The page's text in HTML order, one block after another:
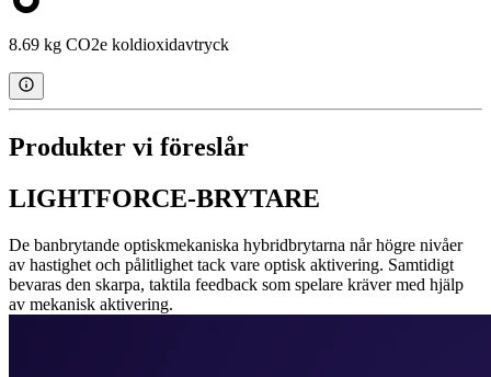
8.69 kg CO2e koldioxidavtryck
Produkter vi föreslår
LIGHTFORCE-BRYTARE
De banbrytande optiskmekaniska hybridbrytarna når högre nivåer
av hastighet och pålitlighet tack vare optisk aktivering. Samtidigt
bevaras den skarpa, taktila feedback som spelare kräver med hjälp
av mekanisk aktivering.